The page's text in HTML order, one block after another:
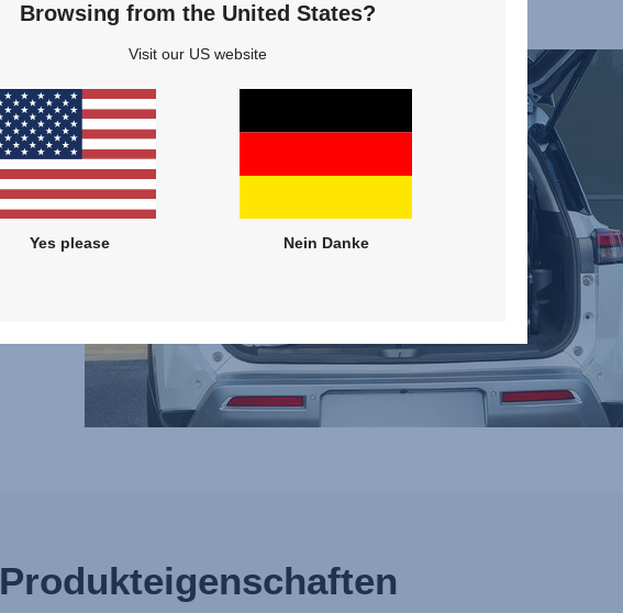
Produkteigenschaften
Browsing from the United States?
Visit our US website
Yes please Nein Danke